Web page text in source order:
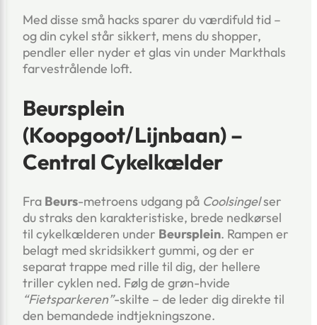
Med disse små hacks sparer du værdifuld tid –
og din cykel står sikkert, mens du shopper,
pendler eller nyder et glas vin under Markthals
farvestrålende loft.
Beursplein
(Koopgoot/Lijnbaan) –
Central Cykelkælder
Fra Beurs-metroens udgang på Coolsingelser
du straks den karakteristiske, brede nedkørsel
til cykelkælderen under Beursplein. Rampen er
belagt med skridsikkert gummi, og der er
separat trappe med rille til dig, der hellere
triller cyklen ned. Følg de grøn-hvide
“Fietsparkeren”-skilte – de leder dig direkte til
den bemandede indtjekningszone.